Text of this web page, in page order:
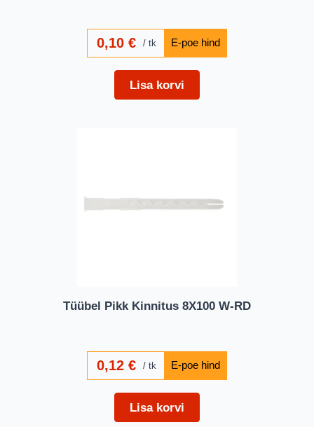
0,10€ tk
Lisa korvi
Tüübel Pikk Kinnitus 8X100 W-RD
0,12€ tk
Lisa korvi